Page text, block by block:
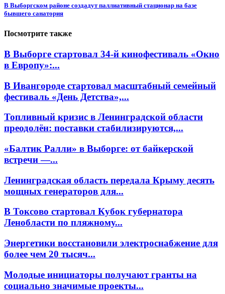
В Выборгском районе создадут паллиативный стационар на базе
бывшего санатория
Посмотрите также
В Выборге стартовал 34-й кинофестиваль «Окно
в Европу»:...
В Ивангороде стартовал масштабный семейный
фестиваль «День Детства»,...
Топливный кризис в Ленинградской области
преодолён: поставки стабилизируются,...
«Балтик Ралли» в Выборге: от байкерской
встречи —...
Ленинградская область передала Крыму десять
мощных генераторов для...
В Токсово стартовал Кубок губернатора
Ленобласти по пляжному...
Энергетики восстановили электроснабжение для
более чем 20 тысяч...
Молодые инициаторы получают гранты на
социально значимые проекты...